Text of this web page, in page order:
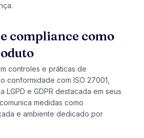
compliance como
controles e práticas de
conformidade com ISO 27001,
LGPD e GDPR destacada em seus
medidas como
e ambiente dedicado por